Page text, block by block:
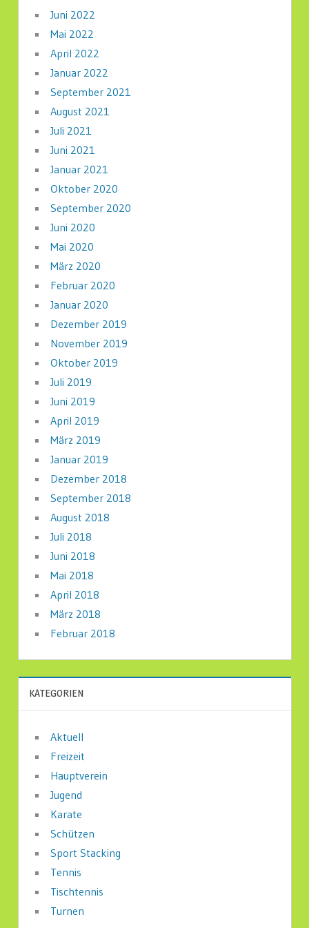
Juni 2022
Mai 2022
April 2022
Januar 2022
September 2021
August 2021
Juli 2021
Juni 2021
Januar 2021
Oktober 2020
September 2020
Juni 2020
Mai 2020
März 2020
Februar 2020
Januar 2020
Dezember 2019
November 2019
Oktober 2019
Juli 2019
Juni 2019
April 2019
März 2019
Januar 2019
Dezember 2018
September 2018
August 2018
Juli 2018
Juni 2018
Mai 2018
April 2018
März 2018
Februar 2018
KATEGORIEN
Aktuell
Freizeit
Hauptverein
Jugend
Karate
Schützen
Sport Stacking
Tennis
Tischtennis
Turnen